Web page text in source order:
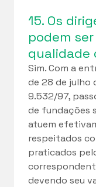
15. Os
podem
qualidade
Sim. Com a
de 28 de julho
9.532/97,
de fundações
atuem
respeitados
praticados
devendo seu